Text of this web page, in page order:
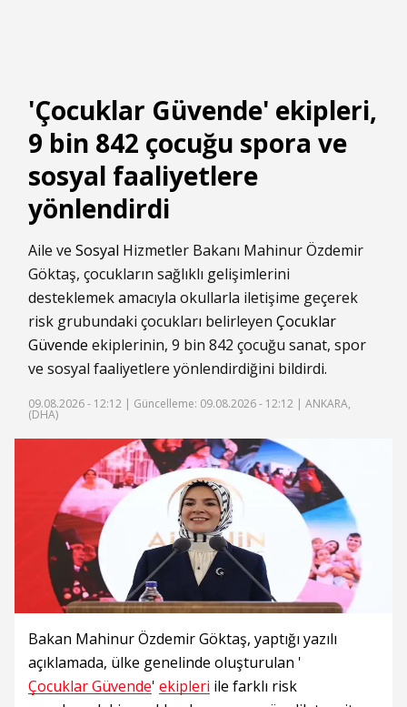
'Çocuklar Güvende' ekipleri,
9 bin 842 çocuğu spora ve
sosyal faaliyetlere
yönlendirdi
Aile ve Sosyal Hizmetler Bakanı Mahinur Özdemir
Göktaş, çocukların sağlıklı gelişimlerini
desteklemek amacıyla okullarla iletişime geçerek
risk grubundaki çocukları belirleyen Çocuklar
Güvende ekiplerinin, 9 bin 842 çocuğu sanat, spor
ve sosyal faaliyetlere yönlendirdiğini bildirdi.
09.08.2026 - 12:12 | Güncelleme: 09.08.2026 - 12:12 | ANKARA,
(DHA)
Bakan Mahinur Özdemir Göktaş, yaptığı yazılı
açıklamada, ülke genelinde oluşturulan '
Çocuklar Güvende' ekipleri ile farklı risk